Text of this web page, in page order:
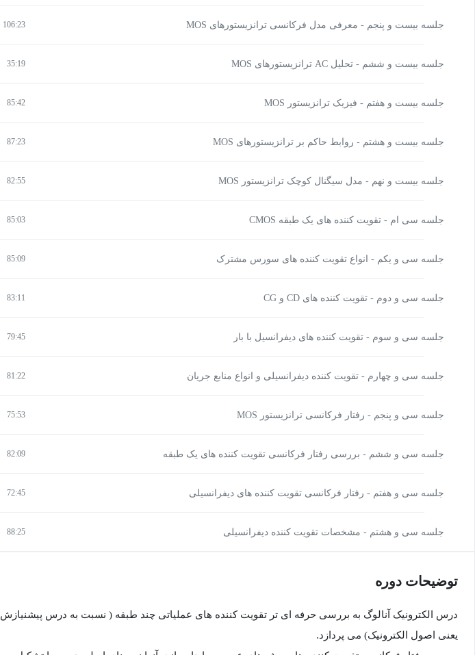
جلسه بيست و پنجم - معرفی مدل فرکانسی ترانزیستورهای MOS 106:23
جلسه بيست و ششم - تحلیل AC ترانزیستورهای MOS 35:19
جلسه بیست و هفتم - فیزیک ترانزیستور MOS 85:42
جلسه بیست و هشتم - روابط حاکم بر ترانزیستورهای MOS 87:23
جلسه بیست و نهم - مدل سیگنال کوچک ترانزیستور MOS 82:55
جلسه سی ام - تقویت کننده های یک طبقه CMOS 85:03
جلسه سی و یکم - انواع تقویت کننده های سورس مشترک 85:09
جلسه سی و دوم - تقویت کننده های CD و CG 83:11
جلسه سی و سوم - تقویت کننده های دیفرانسیل با بار 79:45
جلسه سی و چهارم - تقویت کننده دیفرانسیلی و انواع منابع جریان 81:22
جلسه سی و پنجم - رفتار فرکانسی ترانزیستور MOS 75:53
جلسه سی و ششم - بررسی رفتار فرکانسی تقویت کننده های یک طبقه 82:09
جلسه سی و هفتم - رفتار فرکانسی تقویت کننده های دیفرانسیلی 72:45
جلسه سی و هشتم - مشخصات تقویت کننده دیفرانسیلی 88:25
توضیحات دوره
درس الکترونیک آنالوگ به بررسی حرفه ای تر تقویت کننده های عملیاتی چند طبقه ( نسبت به درس پیشنیازش
یعنی اصول الکترونیک) می پردازد.